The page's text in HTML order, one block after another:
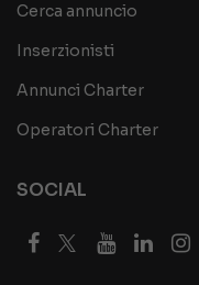
Cerca annuncio
Inserzionisti
Annunci Charter
Operatori Charter
SOCIAL